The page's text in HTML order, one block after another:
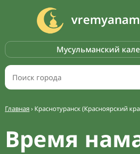
Мусульманский
Главная› Краснотуранск (Красноярский
Время